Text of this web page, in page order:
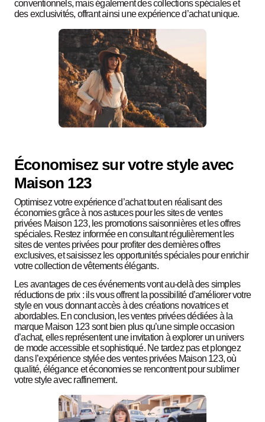
conventionnels, mais également des collections spéciales et
des exclusivités, offrant ainsi une expérience d’achat unique.
Économisez sur votre style avec
Maison 123
Optimisez votre expérience d’achat tout en réalisant des
économies grâce à nos astuces pour les sites de ventes
privées Maison 123, les promotions saisonnières et les offres
spéciales. Restez informée en consultant régulièrement les
sites de ventes privées pour profiter des dernières offres
exclusives, et saisissez les opportunités spéciales pour enrichir
votre collection de vêtements élégants.
Les avantages de ces événements vont au-delà des simples
réductions de prix : ils vous offrent la possibilité d’améliorer votre
style en vous donnant accès à des créations novatrices et
abordables. En conclusion, les ventes privées dédiées à la
marque Maison 123 sont bien plus qu’une simple occasion
d’achat, elles représentent une invitation à explorer un univers
de mode accessible et sophistiqué. Ne tardez pas et plongez
dans l’expérience stylée des ventes privées Maison 123, où
qualité, élégance et économies se rencontrent pour sublimer
votre style avec raffinement.